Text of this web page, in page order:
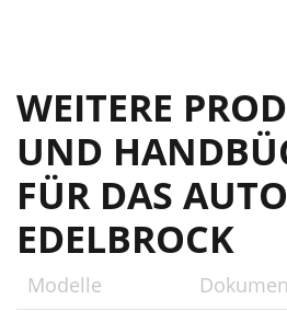
WEITERE
UND
FÜR DAS AUTO
EDELBROCK
Modelle